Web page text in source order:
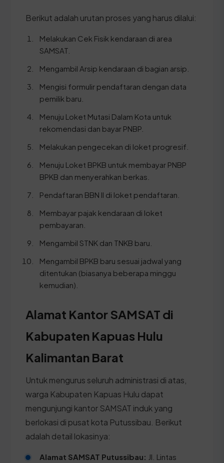
Berikut adalah urutan proses yang harus dilalui:
Melakukan Cek Fisik kendaraan di area
SAMSAT.
Mengambil Arsip kendaraan di bagian arsip.
Mengisi formulir pendaftaran dengan data
pemilik baru.
Menuju Loket Mutasi Dalam Kota untuk
rekomendasi dan bayar PNBP.
Melakukan pengecekan di loket progresif.
Menuju Loket BPKB untuk membayar PNBP
BPKB dan menyerahkan berkas.
Pendaftaran BBN II di loket pendaftaran.
Membayar pajak kendaraan di loket
pembayaran.
Mengambil STNK dan TNKB baru.
Mengambil BPKB baru sesuai jadwal yang
ditentukan (biasanya beberapa minggu
kemudian).
Alamat Kantor SAMSAT di
Kabupaten Kapuas Hulu
Kalimantan Barat
Untuk mengurus seluruh administrasi di atas,
warga Kabupaten Kapuas Hulu dapat
mengunjungi kantor SAMSAT induk yang
berlokasi di pusat kota Putussibau. Berikut
adalah detail lokasinya:
Alamat SAMSAT Putussibau: Jl. Lintas